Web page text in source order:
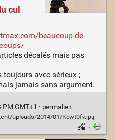
cul
beaucoup-de-
décalés mais pas
avec sérieux ;
jamais sans argument.
GMT+1 · permalien
uploads/2014/01/Kdwt0fv.jpg
·